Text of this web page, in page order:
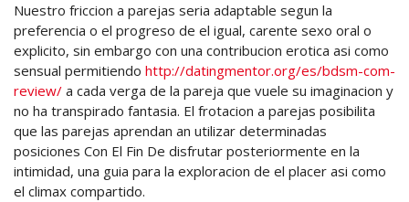
Nuestro friccion a parejas seria adaptable segun la
preferencia o el progreso de el igual, carente sexo oral o
explicito, sin embargo con una contribucion erotica asi como
sensual permitiendo http://datingmentor.org/es/bdsm-com-
review/ a cada verga de la pareja que vuele su imaginacion y
no ha transpirado fantasia. El frotacion a parejas posibilita
que las parejas aprendan an utilizar determinadas
posiciones Con El Fin De disfrutar posteriormente en la
intimidad, una guia para la exploracion de el placer asi como
el climax compartido.